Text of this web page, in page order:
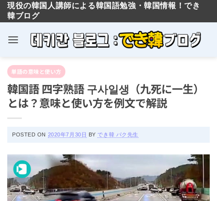
content
現役の韓国人講師による韓国語勉強・韓国情報！でき
韓ブログ
単語の意味と使い方
韓国語 四字熟語 구사일생（九死に一生）
とは？意味と使い方を例文で解説
POSTED ON 2020年7月30日 BY でき韓 パク先生